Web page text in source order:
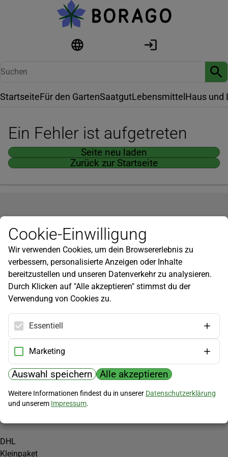
StartseiteFür den GartenSaatgutLebensmittel Haus und
Ein Fehler ist aufgetreten
Seite neu laden
Zurück zur Startseite
Newsletter
Infos zu neuen Produkten, Gartentipps und mehr findest du in
unserem Newsletter!
Jetzt anmelden
Hilfe
Kundenservice
Widerrufsbelehrung
Versandkosten
Zahlungsmöglichkeiten
PayPal
Vorkasse
Versand
DHL
Kleinpaket
Cookie-Einwilligung
Wir verwenden Cookies, um dein Browsererlebnis zu
verbessern, personalisierte Anzeigen oder Inhalte
bereitzustellen und unseren Datenverkehr zu analysieren.
Durch Klicken auf "Alle akzeptieren" stimmst du der
Verwendung von Cookies zu.
Essentiell
Marketing
Auswahl speichern Alle akzeptieren
Weitere Informationen findest du in unserer Datenschutzerklärung
und unserem Impressum.